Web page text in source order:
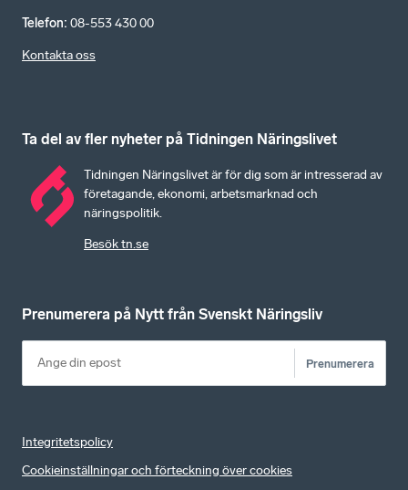
Telefon: 08-553 430 00
Kontakta oss
Ta del av fler nyheter på Tidningen Näringslivet
Tidningen Näringslivet är för dig som är intresserad av
företagande, ekonomi, arbetsmarknad och
näringspolitik.
Besök tn.se
Prenumerera på Nytt från Svenskt Näringsliv
Prenumerera
Integritetspolicy
Cookieinställningar och förteckning över cookies